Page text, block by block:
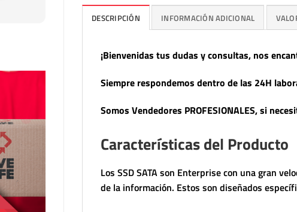
DESCRIPCIÓN INFORMACIÓN ADICIONAL
¡Bienvenidas tus dudas y consultas, nos
Siempre respondemos dentro de las 24H
Somos Vendedores PROFESIONALES, si
Características del Producto
Los SSD SATA son Enterprise con una gran
de la información. Estos son diseñados